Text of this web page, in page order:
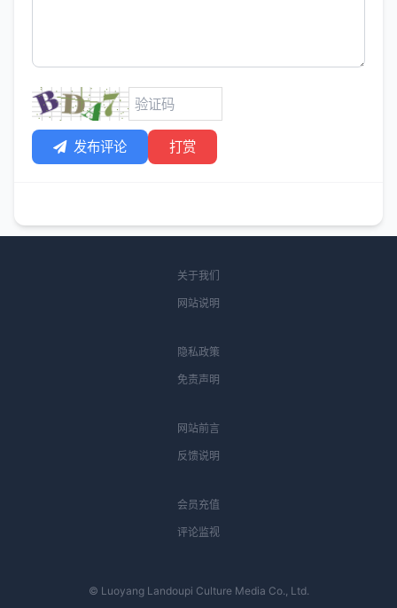
发布评论 打赏
关于我们
网站说明
隐私政策
免责声明
网站前言
反馈说明
会员充值
评论监视
© Luoyang Landoupi Culture Media Co., Ltd.